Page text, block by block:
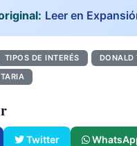
Leer en
TIPOS DE INTERÉS DONALD
Twitter